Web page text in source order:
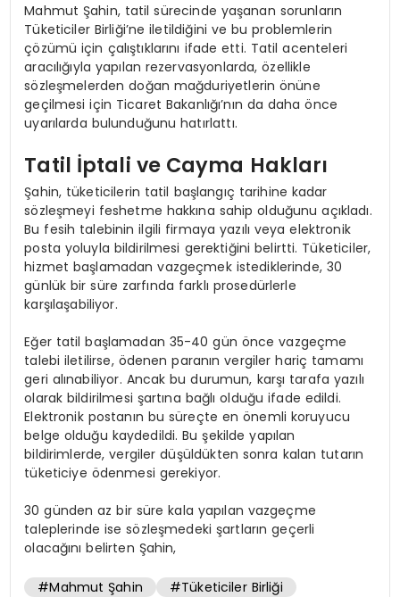
Mahmut Şahin, tatil sürecinde yaşanan sorunların
Tüketiciler Birliği’ne iletildiğini ve bu problemlerin
çözümü için çalıştıklarını ifade etti. Tatil acenteleri
aracılığıyla yapılan rezervasyonlarda, özellikle
sözleşmelerden doğan mağduriyetlerin önüne
geçilmesi için Ticaret Bakanlığı’nın da daha önce
uyarılarda bulunduğunu hatırlattı.
Tatil İptali ve Cayma Hakları
Şahin, tüketicilerin tatil başlangıç tarihine kadar
sözleşmeyi feshetme hakkına sahip olduğunu açıkladı.
Bu fesih talebinin ilgili firmaya yazılı veya elektronik
posta yoluyla bildirilmesi gerektiğini belirtti. Tüketiciler,
hizmet başlamadan vazgeçmek istediklerinde, 30
günlük bir süre zarfında farklı prosedürlerle
karşılaşabiliyor.
Eğer tatil başlamadan 35-40 gün önce vazgeçme
talebi iletilirse, ödenen paranın vergiler hariç tamamı
geri alınabiliyor. Ancak bu durumun, karşı tarafa yazılı
olarak bildirilmesi şartına bağlı olduğu ifade edildi.
Elektronik postanın bu süreçte en önemli koruyucu
belge olduğu kaydedildi. Bu şekilde yapılan
bildirimlerde, vergiler düşüldükten sonra kalan tutarın
tüketiciye ödenmesi gerekiyor.
30 günden az bir süre kala yapılan vazgeçme
taleplerinde ise sözleşmedeki şartların geçerli
olacağını belirten Şahin,
#Mahmut Şahin #Tüketiciler Birliği